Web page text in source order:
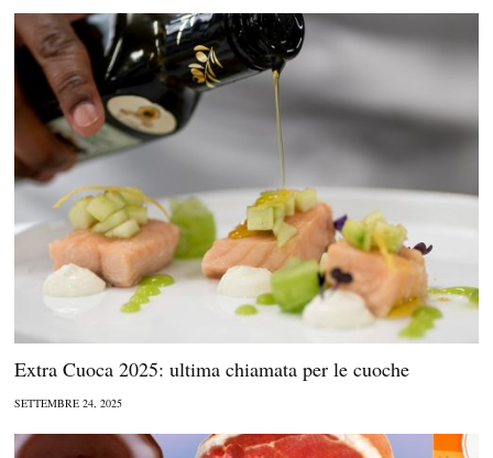
Extra Cuoca 2025: ultima chiamata per le cuoche
SETTEMBRE 24, 2025